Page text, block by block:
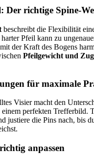
Der richtige Spine-
beschreibt die Flexibilität
Pfeil kann zu
der Kraft des Bogens
Pfeilgewicht und
für maximale
Visier macht den
einem perfekten Trefferbild.
justiere die Pins nach, bis
anpassen